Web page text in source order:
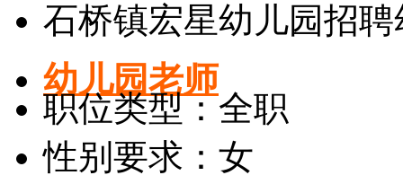
石桥镇宏星幼儿园招
幼儿园老师
职位类型：全职
性别要求：女